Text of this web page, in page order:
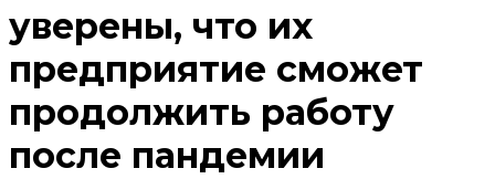
уверены, что их
предприятие сможет
продолжить работу
после пандемии